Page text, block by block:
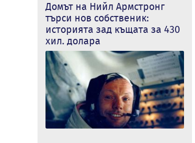
Домът на Нийл Армстронг
търси нов собственик:
историята зад къщата за 430
хил. долара